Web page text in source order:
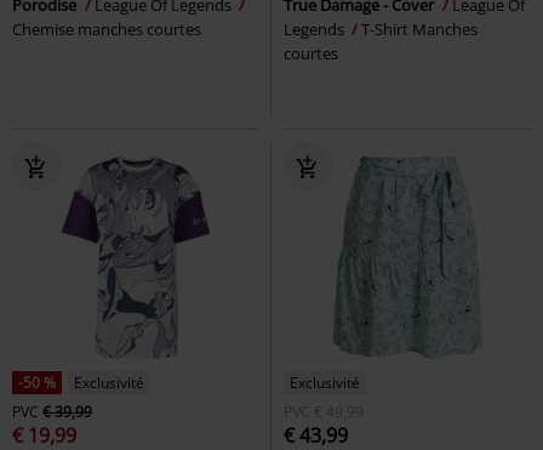
Porodise
League Of Legends
Chemise manches courtes
True Damage - Cover
League Of
Legends
T-Shirt Manches
courtes
-50 %
Exclusivité
PVC € 39,99
€ 19,99
Exclusivité
PVC € 49,99
€ 43,99